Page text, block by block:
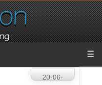
☰
20-06-